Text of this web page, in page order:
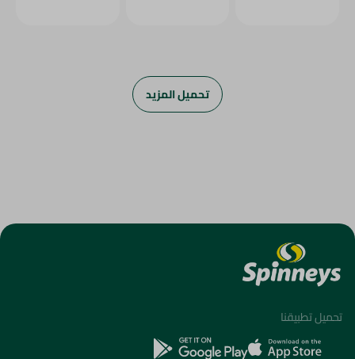
تحميل المزيد
تحميل تطبيقنا